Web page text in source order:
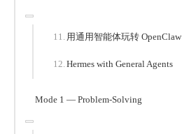
用通用智能体玩转 OpenClaw
Hermes with General Agents
Mode 1 — Problem-Solving